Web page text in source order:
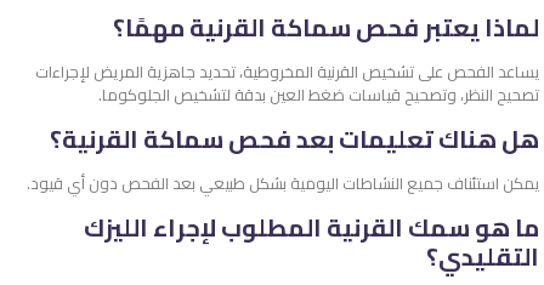
لماذا يعتبر فحص سماكة القرنية مهمًا؟
يساعد الفحص على تشخيص القرنية المخروطية، تحديد جاهزية المريض لإجراءات
تصحيح النظر، وتصحيح قياسات ضغط العين بدقة لتشخيص الجلوكوما.
هل هناك تعليمات بعد فحص سماكة القرنية؟
يمكن استئناف جميع النشاطات اليومية بشكل طبيعي بعد الفحص دون أي قيود.
ما هو سمك القرنية المطلوب لإجراء الليزك
التقليدي؟